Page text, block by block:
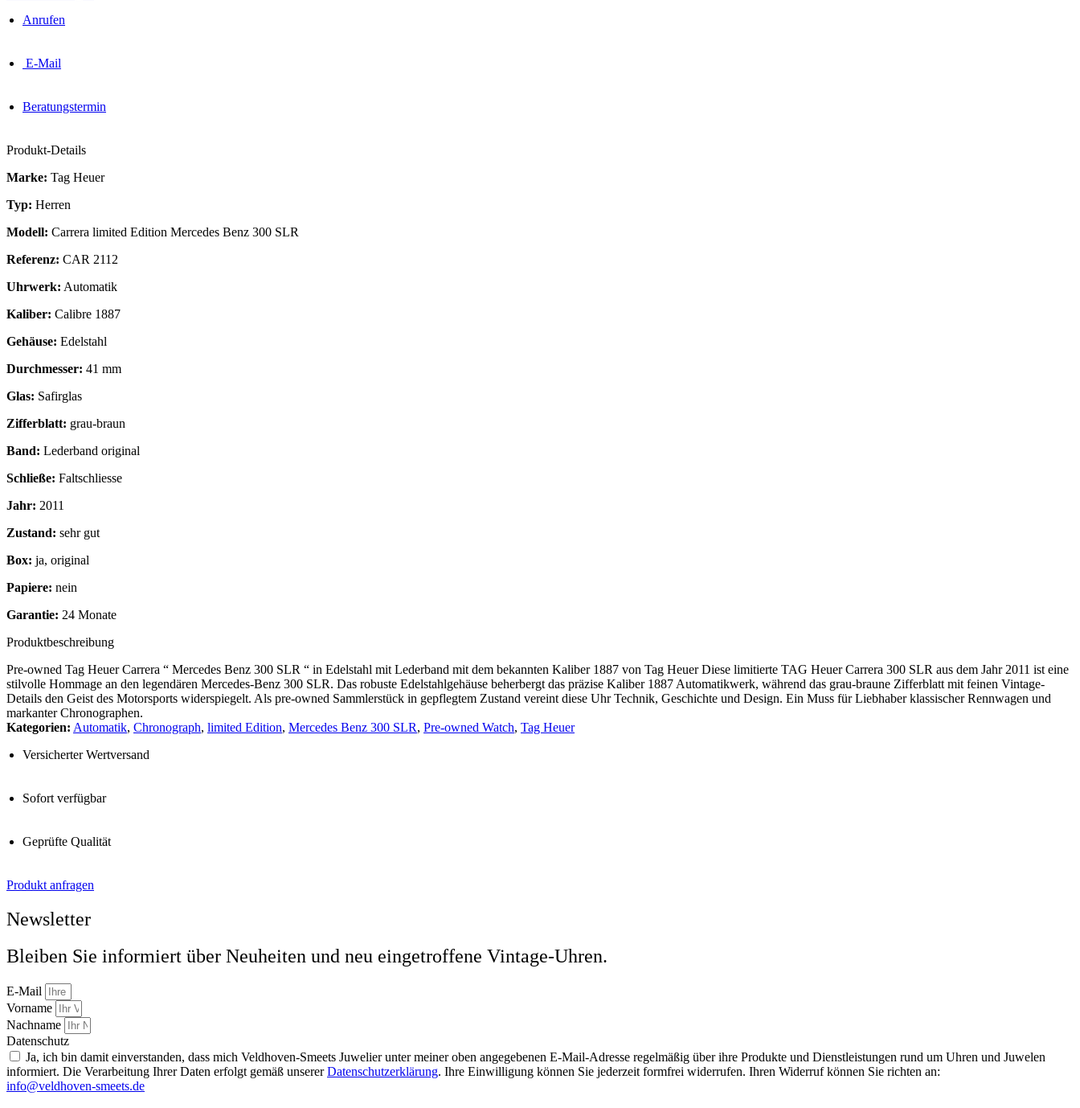
Anrufen
E-Mail
Beratungstermin
Produkt-Details
Marke: Tag Heuer
Typ: Herren
Modell: Carrera limited Edition Mercedes Benz 300 SLR
Referenz: CAR 2112
Uhrwerk: Automatik
Kaliber: Calibre 1887
Gehäuse: Edelstahl
Durchmesser: 41 mm
Glas: Safirglas
Zifferblatt: grau-braun
Band: Lederband original
Schließe: Faltschliesse
Jahr: 2011
Zustand: sehr gut
Box: ja, original
Papiere: nein
Garantie: 24 Monate
Produktbeschreibung
Pre-owned Tag Heuer Carrera “ Mercedes Benz 300 SLR “ in Edelstahl mit Lederband mit dem bekannten Kaliber 1887 von Tag Heuer Diese limitierte TAG Heuer Carrera 300 SLR aus dem Jahr 2011 ist eine
stilvolle Hommage an den legendären Mercedes-Benz 300 SLR. Das robuste Edelstahlgehäuse beherbergt das präzise Kaliber 1887 Automatikwerk, während das grau-braune Zifferblatt mit feinen Vintage-
Details den Geist des Motorsports widerspiegelt. Als pre-owned Sammlerstück in gepflegtem Zustand vereint diese Uhr Technik, Geschichte und Design. Ein Muss für Liebhaber klassischer Rennwagen und
markanter Chronographen.
Kategorien: Automatik, Chronograph, limited Edition, Mercedes Benz 300 SLR, Pre-owned Watch, Tag Heuer
Versicherter Wertversand
Sofort verfügbar
Geprüfte Qualität
Produkt anfragen
Newsletter
Bleiben Sie informiert über Neuheiten und neu eingetroffene Vintage-Uhren.
E-Mail
Vorname
Nachname
Datenschutz
Ja, ich bin damit einverstanden, dass mich Veldhoven-Smeets Juwelier unter meiner oben angegebenen E-Mail-Adresse regelmäßig über ihre Produkte und Dienstleistungen rund um Uhren und Juwelen
informiert. Die Verarbeitung Ihrer Daten erfolgt gemäß unsererDatenschutzerklärung. Ihre Einwilligung können Sie jederzeit formfrei widerrufen. Ihren Widerruf können Sie richten an:
info@veldhoven-smeets.de